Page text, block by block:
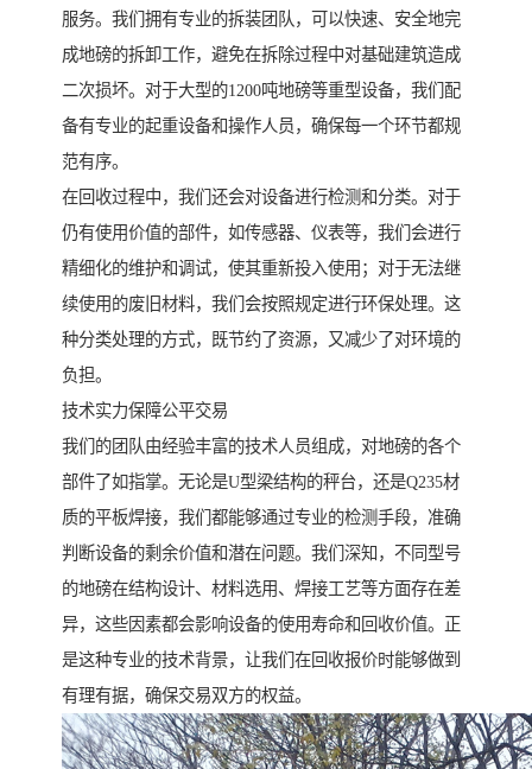
服务。我们拥有专业的拆装团队，可以快速、安全地完
成地磅的拆卸工作，避免在拆除过程中对基础建筑造成
二次损坏。对于大型的1200吨地磅等重型设备，我们配
备有专业的起重设备和操作人员，确保每一个环节都规
范有序。
在回收过程中，我们还会对设备进行检测和分类。对于
仍有使用价值的部件，如传感器、仪表等，我们会进行
精细化的维护和调试，使其重新投入使用；对于无法继
续使用的废旧材料，我们会按照规定进行环保处理。这
种分类处理的方式，既节约了资源，又减少了对环境的
负担。
技术实力保障公平交易
我们的团队由经验丰富的技术人员组成，对地磅的各个
部件了如指掌。无论是U型梁结构的秤台，还是Q235材
质的平板焊接，我们都能够通过专业的检测手段，准确
判断设备的剩余价值和潜在问题。我们深知，不同型号
的地磅在结构设计、材料选用、焊接工艺等方面存在差
异，这些因素都会影响设备的使用寿命和回收价值。正
是这种专业的技术背景，让我们在回收报价时能够做到
有理有据，确保交易双方的权益。